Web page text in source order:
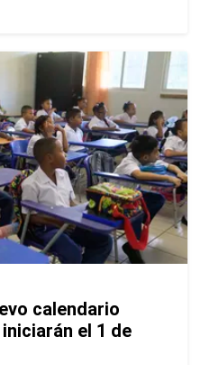
calendario
el 1 de